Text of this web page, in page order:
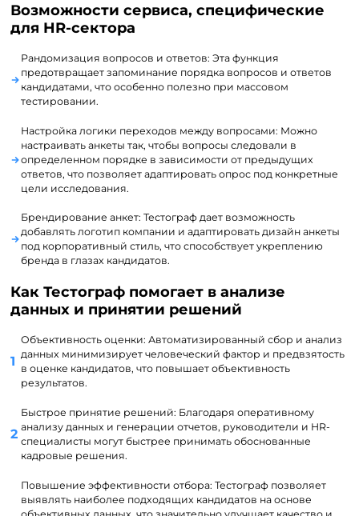
Возможности сервиса, специфические
для HR-сектора
Рандомизация вопросов и ответов: Эта функция
предотвращает запоминание порядка вопросов и ответов
кандидатами, что особенно полезно при массовом
тестировании.
Настройка логики переходов между вопросами: Можно
настраивать анкеты так, чтобы вопросы следовали в
определенном порядке в зависимости от предыдущих
ответов, что позволяет адаптировать опрос под конкретные
цели исследования.
Брендирование анкет: Тестограф дает возможность
добавлять логотип компании и адаптировать дизайн анкеты
под корпоративный стиль, что способствует укреплению
бренда в глазах кандидатов.
Как Тестограф помогает в анализе
данных и принятии решений
Объективность оценки: Автоматизированный сбор и анализ
данных минимизирует человеческий фактор и предвзятость
в оценке кандидатов, что повышает объективность
результатов.
Быстрое принятие решений: Благодаря оперативному
анализу данных и генерации отчетов, руководители и HR-
специалисты могут быстрее принимать обоснованные
кадровые решения.
Повышение эффективности отбора: Тестограф позволяет
выявлять наиболее подходящих кандидатов на основе
объективных данных, что значительно улучшает качество и